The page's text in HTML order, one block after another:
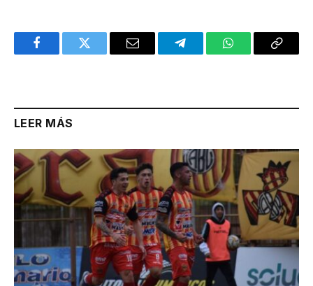
FacebookTwitter Email TelegramWhatsAppCopy
LEER MÁS